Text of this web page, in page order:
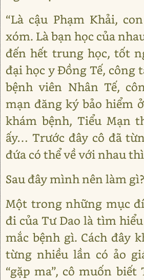
“Là cậu Phạm Khải,
xóm. Là bạn học của
đến hết trung học, tốt
đại học y Đồng Tế, công
bệnh viên Nhân Tế,
mạn đăng ký bảo hiểm
khám bệnh, Tiểu Mạn
ấy… Trước đây cô đã
đứa có thể về với nhau
Sau đây mình nên làm gì?
Một trong những mục
đi của Tư Dao là tìm
mắc bệnh gì. Cách đây
từng nhiều lần có ảo
“gặp ma”, cô muốn biết